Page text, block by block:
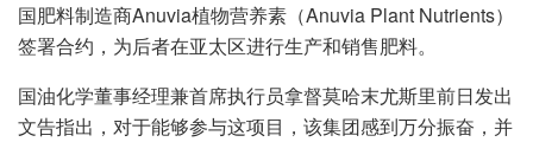
国肥料制造商Anuvia植物营养素（Anuvia Plant Nutrients）
签署合约，为后者在亚太区进行生产和销售肥料。
国油化学董事经理兼首席执行员拿督莫哈末尤斯里前日发出
文告指出，对于能够参与这项目，该集团感到万分振奋，并